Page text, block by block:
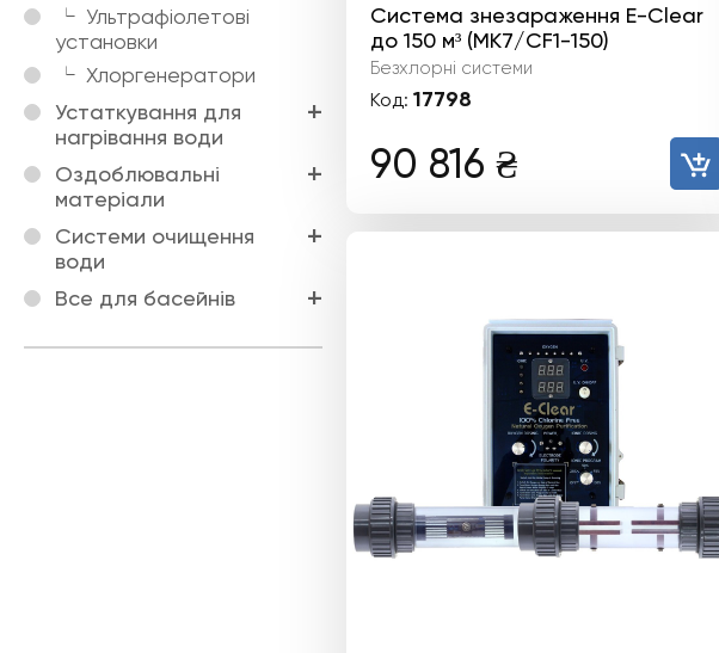
Ультрафіолетові
установки
Хлоргенератори
Устаткування для
нагрівання води
Оздоблювальні
матеріали
Системи очищення
води
Все для басейнів
Система знезараження E-Clear
до 150 м³ (MK7/CF1-150)
Безхлорні системи
Код: 17798
90 816 ₴